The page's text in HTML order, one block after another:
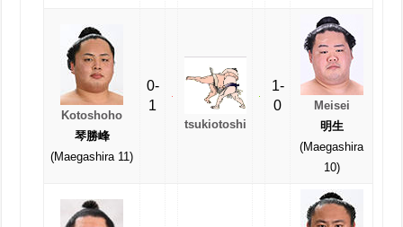
Kotoshoho
琴勝峰
(Maegashira 11)
0-
1
tsukiotoshi
1-
0
Meisei
明生
(Maegashira
10)